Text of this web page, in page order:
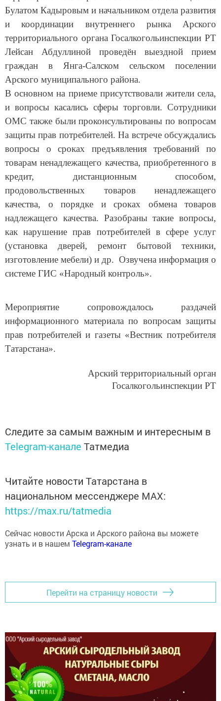
Булатом Кадыровым и начальником отдела развития
и координации внутреннего рынка Арского
территориального органа Госалкогольинспекции РТ
Лейсан Абдуллиной проведён выездной прием
граждан в Янга-Салском сельском поселении
Арского муниципального района.
В основном на приеме присутствовали жители села,
и вопросы касались сферы торговли. Сотрудники
ОМС также были проконсультированы по вопросам
защиты прав потребителей. На встрече обсуждались
вопросы о сроках предъявления требований по
товарам ненадлежащего качества, приобретенного в
кредит, дистанционным способом,
продовольственных товаров ненадлежащего
качества, о порядке и сроках обмена товаров
надлежащего качества. Разобраны такие вопросы,
как нарушение прав потребителей в сфере услуг
(установка дверей, ремонт бытовой техники,
изготовление мебели) и др. Озвучена информация о
системе ГИС «Народный контроль».
Мероприятие сопровождалось раздачей
информационного материала по вопросам защиты
прав потребителей и газеты «Вестник потребителя
Татарстана».
Арский территориальный орган
Госалкогольинспекции РТ
Следите за самым важным и интересным в
Telegram-канале Татмедиа
Читайте новости Татарстана в
национальном мессенджере MАХ:
https://max.ru/tatmedia
Сейчас новости Арска и Арского района вы можете
узнать и в нашемTelegram-канале
Перейти на страницу новости